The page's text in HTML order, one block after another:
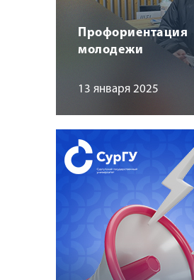
Профориентация
молодежи
13 января 2025